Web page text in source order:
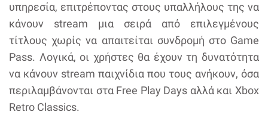
υπηρεσία, επιτρέποντας στους υπαλλήλους της να
κάνουν stream μια σειρά από επιλεγμένους
τίτλους χωρίς να απαιτείται συνδρομή στο Game
Pass. Λογικά, οι χρήστες θα έχουν τη δυνατότητα
να κάνουν stream παιχνίδια που τους ανήκουν, όσα
περιλαμβάνονται στα Free Play Days αλλά και Xbox
Retro Classics.